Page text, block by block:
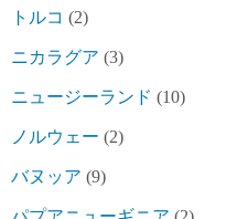
トルコ (2)
ニカラグア (3)
ニュージーランド (10)
ノルウェー (2)
バヌッア (9)